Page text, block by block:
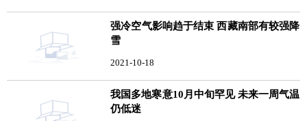
强冷空气影响趋于结束 西藏南部有较强降
雪
2021-10-18
我国多地寒意10月中旬罕见 未来一周气温
仍低迷